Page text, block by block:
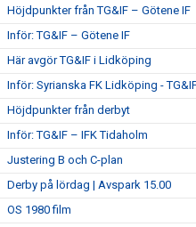
Höjdpunkter från TG&IF – Götene IF
Inför: TG&IF – Götene IF
Här avgör TG&IF i Lidköping
Inför: Syrianska FK Lidköping -
Höjdpunkter från derbyt
Inför: TG&IF – IFK Tidaholm
Justering B och C-plan
Derby på lördag | Avspark 15.00
OS 1980 film